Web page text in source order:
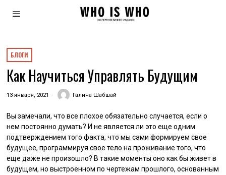
БЛОГИ
Как Научиться Управлять Будущим
13 января, 2021 Галина Шабшай
Вы замечали, что все плохое обязательно случается, если о
нем постоянно думать? И не является ли это еще одним
подтверждением того факта, что мы сами формируем свое
будущее, программируя свое тело на проживание того, что
еще даже не произошло? В такие моменты оно как бы живет в
будущем, но выстроенном по чертежам прошлого, основанным